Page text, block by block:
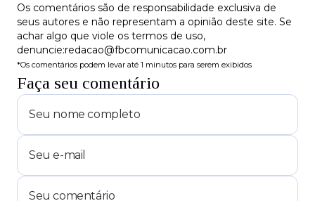
Os comentários são de responsabilidade exclusiva de
seus autores e não representam a opinião deste site. Se
achar algo que viole os termos de uso,
denuncie:redacao@fbcomunicacao.com.br
*Os comentários podem levar até 1 minutos para serem exibidos
Faça seu comentário